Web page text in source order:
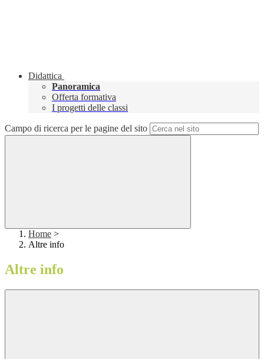
Didattica
Panoramica
Offerta formativa
I progetti delle classi
Campo di ricerca per le pagine del sito
Home >
Altre info
Altre info